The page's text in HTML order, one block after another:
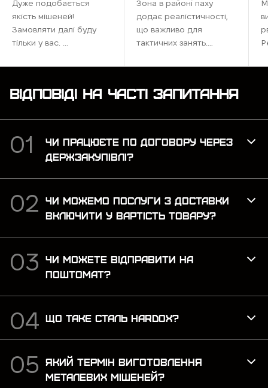
Дуже подобається
якість мішеней!
Замовляти далі буду
тільки у вас. ...
Зона в районі паху
додає реалістичності,
що важливо для
тактичних занять.
наших тренувань,
наближена до бойових
тих, хто хоче відточити
ВІДПОВІДІ НА ЧАСТІ ЗАПИТАННЯ
ЧИ ПРАЦЮЄТЕ ПО ДОГОВОРУ ЧЕРЕЗ
ДЕРЖЗАКУПІВЛІ?
ЧИ МОЖЕМО ПОСЛУГИ З ДОСТАВКИ
ВКЛЮЧИТИ У ВАРТІСТЬ ТОВАРУ?
ЧИ МОЖЕТЕ ВІДПРАВИТИ НА
ПОШТОМАТ?
ЩО ТАКЕ СТАЛЬ HARDOX?
ЯКИЙ ТЕРМІН ВИГОТОВЛЕННЯ
МЕТАЛЕВИХ МІШЕНЕЙ?